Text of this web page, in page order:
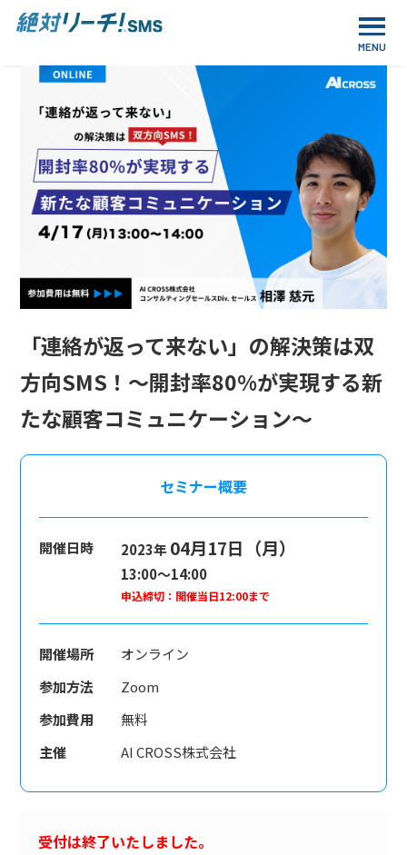
「連絡が返って来ない」の解決策は双
方向SMS！～開封率80%が実現する新
たな顧客コミュニケーション～
セミナー概要
開催日時 2023年04月17日（月）
13:00～14:00
申込締切：開催当日12:00まで
開催場所
オンライン
参加方法
Zoom
参加費用
無料
主催
AI CROSS株式会社
受付は終了いたしました。